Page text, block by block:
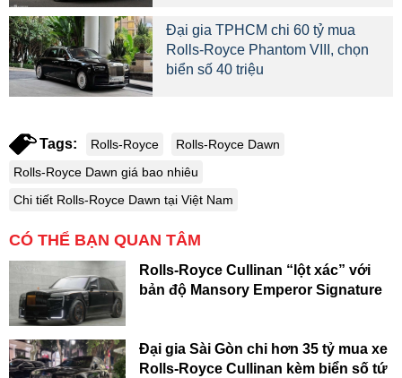
Đại gia TPHCM chi 60 tỷ mua
Rolls-Royce Phantom VIII, chọn
biển số 40 triệu
Tags: Rolls-Royce
Rolls-Royce Dawn
Rolls-Royce Dawn giá bao nhiêu
Chi tiết Rolls-Royce Dawn tại Việt Nam
CÓ THỂ BẠN QUAN TÂM
Rolls-Royce Cullinan “lột xác” với
bản độ Mansory Emperor Signature
Đại gia Sài Gòn chi hơn 35 tỷ mua xe
Rolls-Royce Cullinan kèm biển số tứ